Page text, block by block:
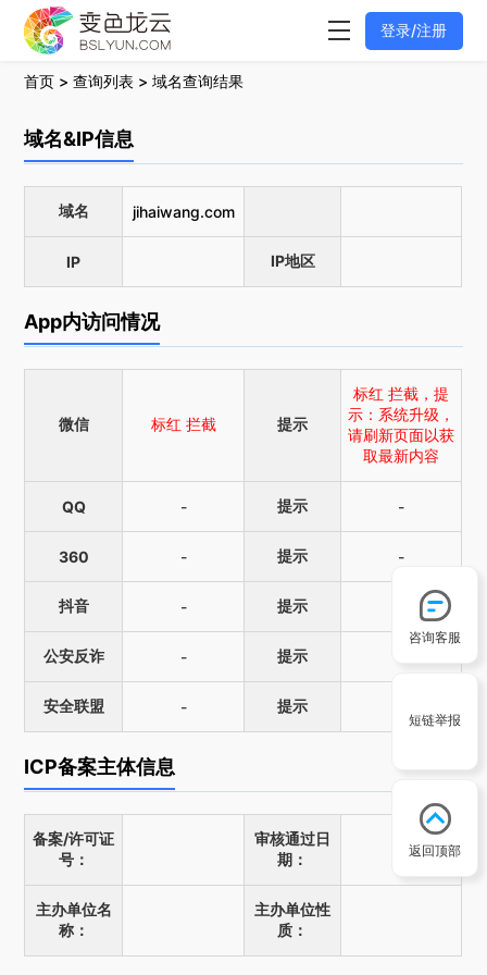
登录/注册
首页 >查询列表 > 域名查询结果
域名&IP信息
域名 jihaiwang.com
IP IP地区
App内访问情况
微信 标红 拦截 提示
标红 拦截，提
示：系统升级，
请刷新页面以获
取最新内容
QQ - 提示 -
360 - 提示 -
抖音 - 提示
公安反诈 - 提示
安全联盟 - 提示
ICP备案主体信息
备案/许可证
号：
审核通过日
期：
主办单位名
称：
主办单位性
质：
咨询客服
短链举报
返回顶部